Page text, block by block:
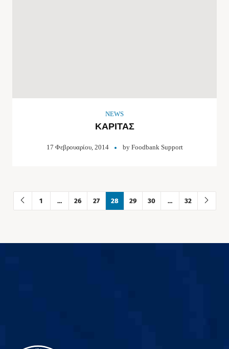
NEWS
ΚΑΡΙΤΑΣ
17 Φεβρουαρίου, 2014 by Foodbank Support
1 … 26 27 28 29 30 … 32